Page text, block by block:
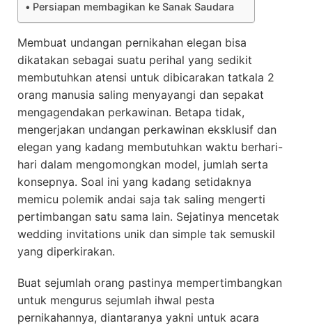
Persiapan membagikan ke Sanak Saudara
Membuat undangan pernikahan elegan bisa
dikatakan sebagai suatu perihal yang sedikit
membutuhkan atensi untuk dibicarakan tatkala 2
orang manusia saling menyayangi dan sepakat
mengagendakan perkawinan. Betapa tidak,
mengerjakan undangan perkawinan eksklusif dan
elegan yang kadang membutuhkan waktu berhari-
hari dalam mengomongkan model, jumlah serta
konsepnya. Soal ini yang kadang setidaknya
memicu polemik andai saja tak saling mengerti
pertimbangan satu sama lain. Sejatinya mencetak
wedding invitations unik dan simple tak semuskil
yang diperkirakan.
Buat sejumlah orang pastinya mempertimbangkan
untuk mengurus sejumlah ihwal pesta
pernikahannya, diantaranya yakni untuk acara